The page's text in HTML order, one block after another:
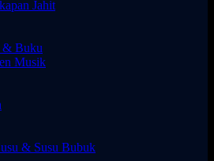
Jahit
& Buku
Musik
& Susu Bubuk